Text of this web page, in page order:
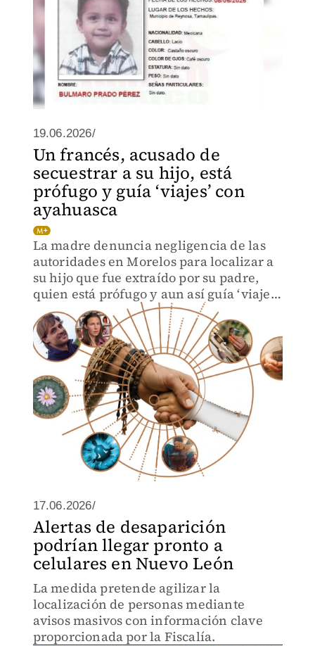
19.06.2026/
Un francés, acusado de
secuestrar a su hijo, está
prófugo y guía ‘viajes’ con
ayahuasca
La madre denuncia negligencia de las
autoridades en Morelos para localizar a
su hijo que fue extraído por su padre,
quien está prófugo y aun así guía ‘viajes’
espirituales.
17.06.2026/
Alertas de desaparición
podrían llegar pronto a
celulares en Nuevo León
La medida pretende agilizar la
localización de personas mediante
avisos masivos con información clave
proporcionada por la Fiscalía.